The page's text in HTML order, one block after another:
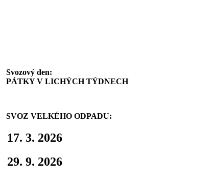
Svozový den:
PÁTKY V LICHÝCH TÝDNECH
SVOZ VELKÉHO ODPADU:
17. 3. 2026
29. 9. 2026